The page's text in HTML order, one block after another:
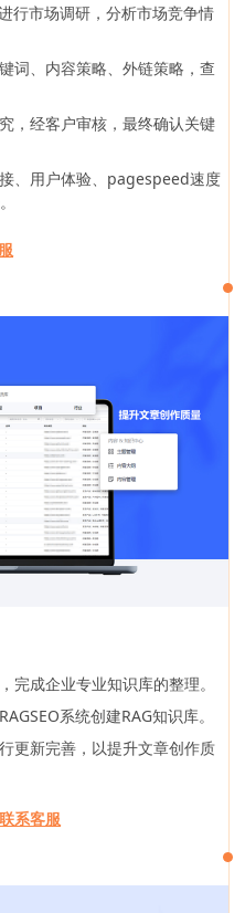
行市场调研，分析市场竞争情
词、内容策略、外链策略，查
，经客户审核，最终确认关键
、用户体验、pagespeed速度
完成企业专业知识库的整理。
系统创建RAG知识库。
更新完善，以提升文章创作质
联系客服